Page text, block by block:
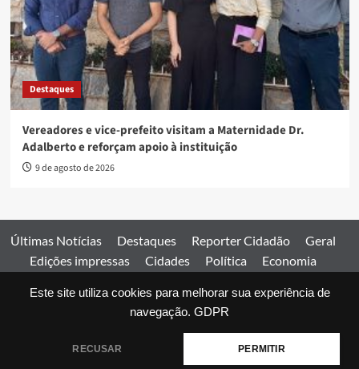
Este site utiliza cookies para melhorar sua experiência de
navegação. GDPR
RECUSAR PERMITIR
Destaques
Vereadores e vice-prefeito visitam a Maternidade Dr.
Adalberto e reforçam apoio à instituição
9 de agosto de 2026
Últimas Notícias Destaques Reporter Cidadão
Geral
Edições impressas
Cidades Política
Economia
Comercial
Edições impressas Expediente Home
© 2026 Jornal Estado de Goiás. Todos os direitos reservados.